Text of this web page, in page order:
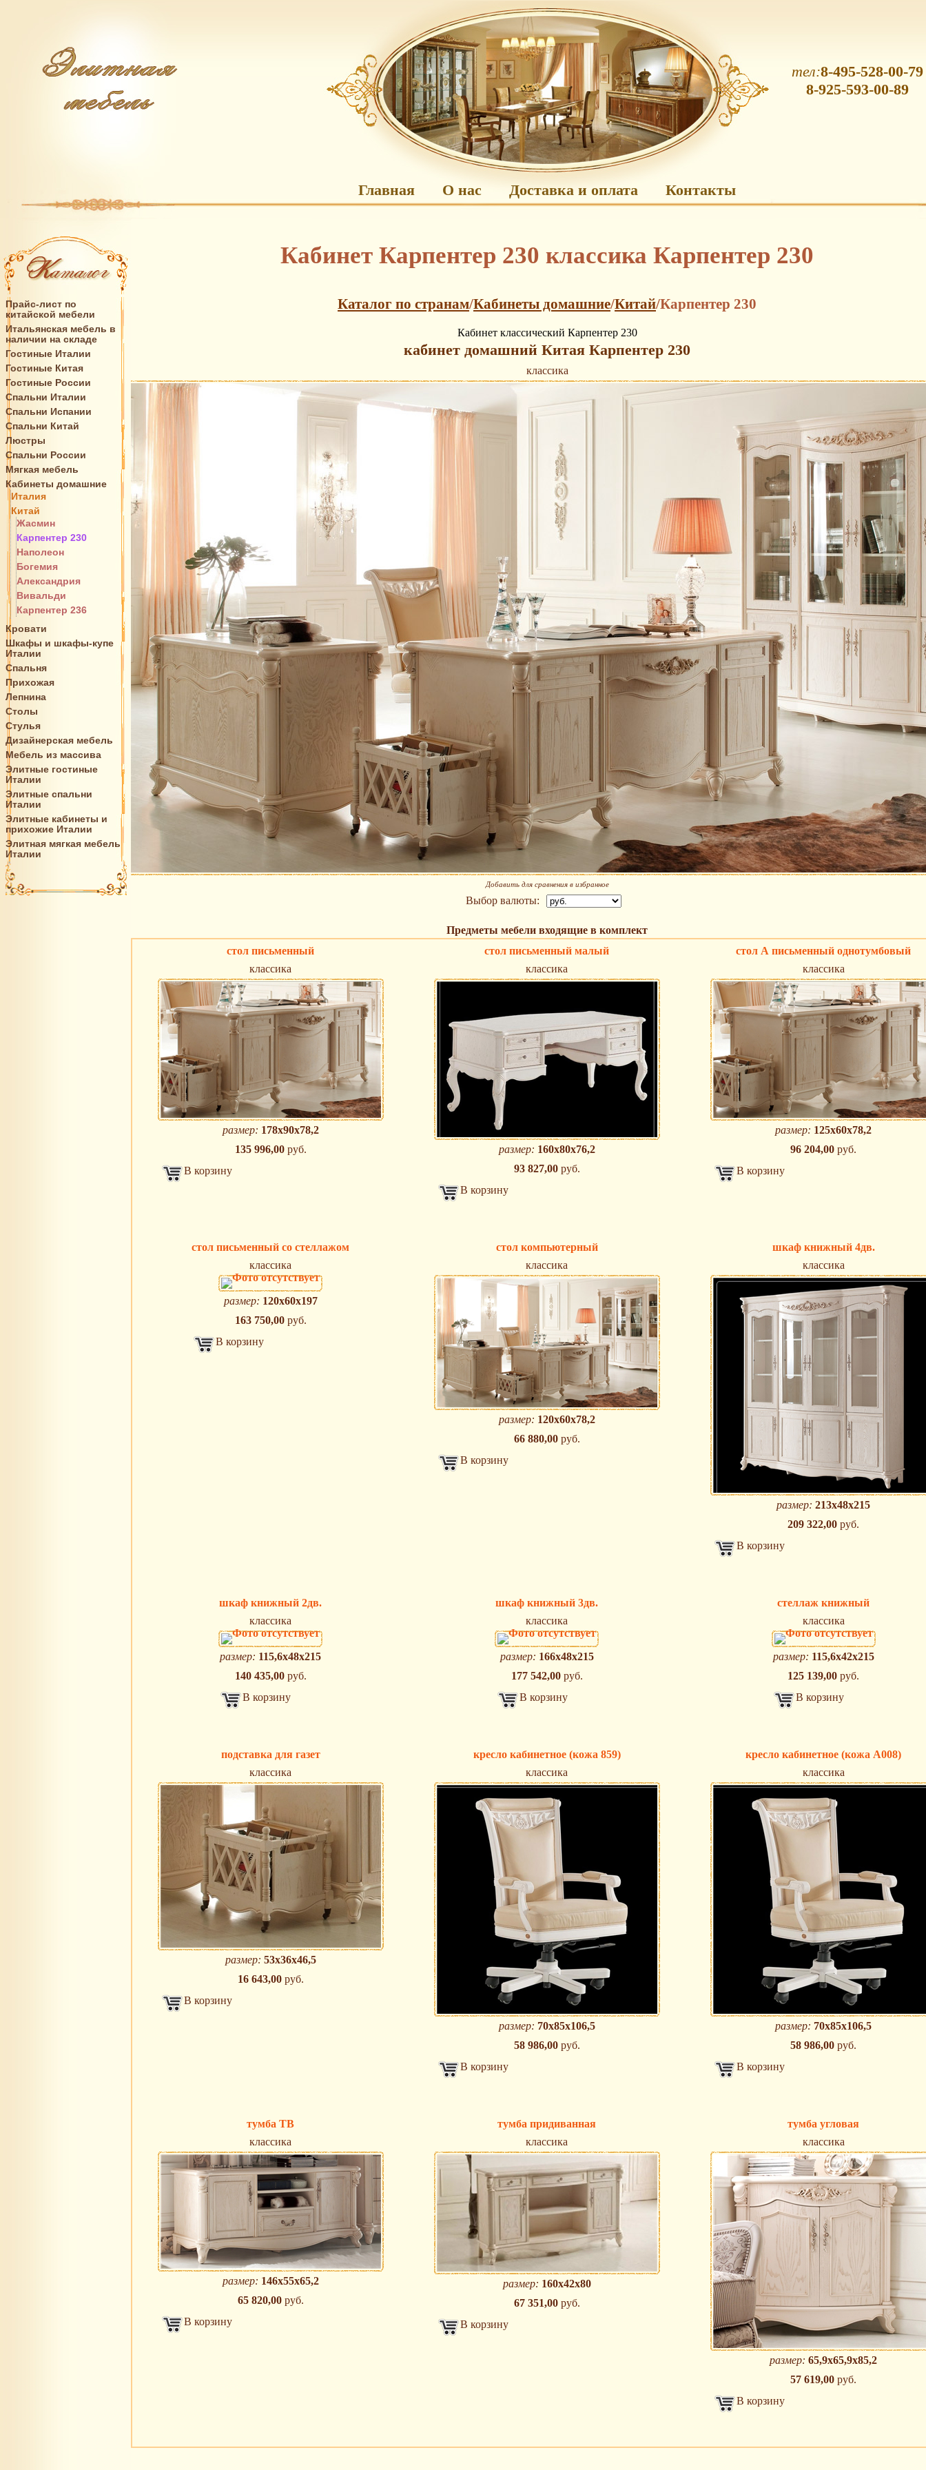
Главная О нас Доставка и оплата Контакты
тел:8-495-528-00-79
8-925-593-00-89
Прайс-лист по
китайской мебели
Итальянская мебель в
наличии на складе
Гостиные Италии
Гостиные Китая
Гостиные России
Спальни Италии
Спальни Испании
Спальни Китай
Люстры
Спальни России
Мягкая мебель
Кабинеты домашние
Италия
Китай
Жасмин
Карпентер 230
Наполеон
Богемия
Александрия
Вивальди
Карпентер 236
Кровати
Шкафы и шкафы-купе
Италии
Спальня
Прихожая
Лепнина
Столы
Стулья
Дизайнерская мебель
Мебель из массива
Элитные гостиные
Италии
Элитные спальни
Италии
Элитные кабинеты и
прихожие Италии
Элитная мягкая мебель
Италии
Кабинет Карпентер 230 классика Карпентер 230
Каталог по странам/Кабинеты домашние/Китай/Карпентер 230
Кабинет классический Карпентер 230
кабинет домашний Китая Карпентер 230
классика
Добавить для сравнения в избранное
Выбор валюты:
Предметы мебели входящие в комплект
стол письменный
классика
размер: 178х90х78,2
135 996,00руб.
В корзину
стол письменный малый
классика
размер: 160х80х76,2
93 827,00руб.
В корзину
стол А письменный однотумбовый
классика
размер: 125х60х78,2
96 204,00 руб.
В корзину
стол письменный со стеллажом
классика
размер: 120х60х197
163 750,00руб.
В корзину
стол компьютерный
классика
размер: 120х60х78,2
66 880,00руб.
В корзину
шкаф книжный 4дв.
классика
размер: 213х48х215
209 322,00 руб.
В корзину
шкаф книжный 2дв.
классика
размер: 115,6х48х215
140 435,00руб.
В корзину
шкаф книжный 3дв.
классика
размер: 166х48х215
177 542,00руб.
В корзину
стеллаж книжный
классика
размер: 115,6х42х215
125 139,00 руб.
В корзину
подставка для газет
классика
размер: 53х36х46,5
16 643,00руб.
В корзину
кресло кабинетное (кожа 859)
классика
размер: 70х85х106,5
58 986,00руб.
В корзину
кресло кабинетное (кожа А008)
классика
размер: 70х85х106,5
58 986,00 руб.
В корзину
тумба ТВ
классика
размер: 146х55х65,2
65 820,00руб.
В корзину
тумба придиванная
классика
размер: 160х42х80
67 351,00руб.
В корзину
тумба угловая
классика
размер: 65,9х65,9х85,2
57 619,00 руб.
В корзину